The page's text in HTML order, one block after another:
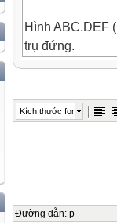
Hình ABC.DEF
trụ đứng.
- Các đỉnh: A,
- Các mặt bên:
Hình
Kích thước font
Đường dẫn: p